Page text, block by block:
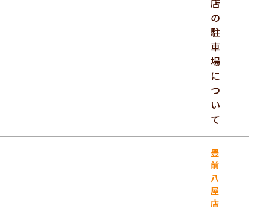
店
の
駐
車
場
に
つ
い
て
豊
前
八
屋
店